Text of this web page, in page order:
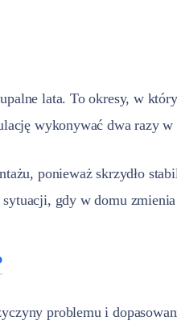
lata. To okresy, w
wykonywać dwa razy
ponieważ skrzydło
gdy w domu
problemu i